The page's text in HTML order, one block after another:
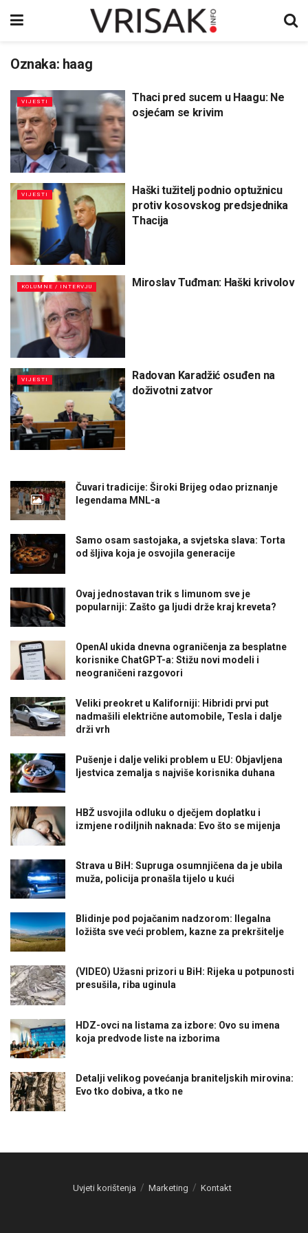
Oznaka: haag
VIJESTI
Thaci pred sucem u Haagu: Ne
osjećam se krivim
VIJESTI
Haški tužitelj podnio optužnicu
protiv kosovskog predsjednika
Thacija
KOLUMNE / INTERVJU Miroslav Tuđman: Haški krivolov
VIJESTI
Radovan Karadžić osuđen na
doživotni zatvor
Čuvari tradicije: Široki Brijeg odao priznanje
legendama MNL-a
Samo osam sastojaka, a svjetska slava: Torta
od šljiva koja je osvojila generacije
Ovaj jednostavan trik s limunom sve je
popularniji: Zašto ga ljudi drže kraj kreveta?
OpenAI ukida dnevna ograničenja za besplatne
korisnike ChatGPT-a: Stižu novi modeli i
neograničeni razgovori
Veliki preokret u Kaliforniji: Hibridi prvi put
nadmašili električne automobile, Tesla i dalje
drži vrh
Pušenje i dalje veliki problem u EU: Objavljena
ljestvica zemalja s najviše korisnika duhana
HBŽ usvojila odluku o dječjem doplatku i
izmjene rodiljnih naknada: Evo što se mijenja
Strava u BiH: Supruga osumnjičena da je ubila
muža, policija pronašla tijelo u kući
Blidinje pod pojačanim nadzorom: Ilegalna
ložišta sve veći problem, kazne za prekršitelje
(VIDEO) Užasni prizori u BiH: Rijeka u potpunosti
presušila, riba uginula
HDZ-ovci na listama za izbore: Ovo su imena
koja predvode liste na izborima
Detalji velikog povećanja braniteljskih mirovina:
Evo tko dobiva, a tko ne
Uvjeti korištenja Marketing Kontakt